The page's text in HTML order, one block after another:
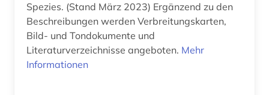
enzym (6)
enzyme (1)
Spezies. (Stand März 2023) Ergänzend zu den
Beschreibungen werden Verbreitungskarten,
Bild- und Tondokumente und
Literaturverzeichnisse angeboten. Mehr
Informationen